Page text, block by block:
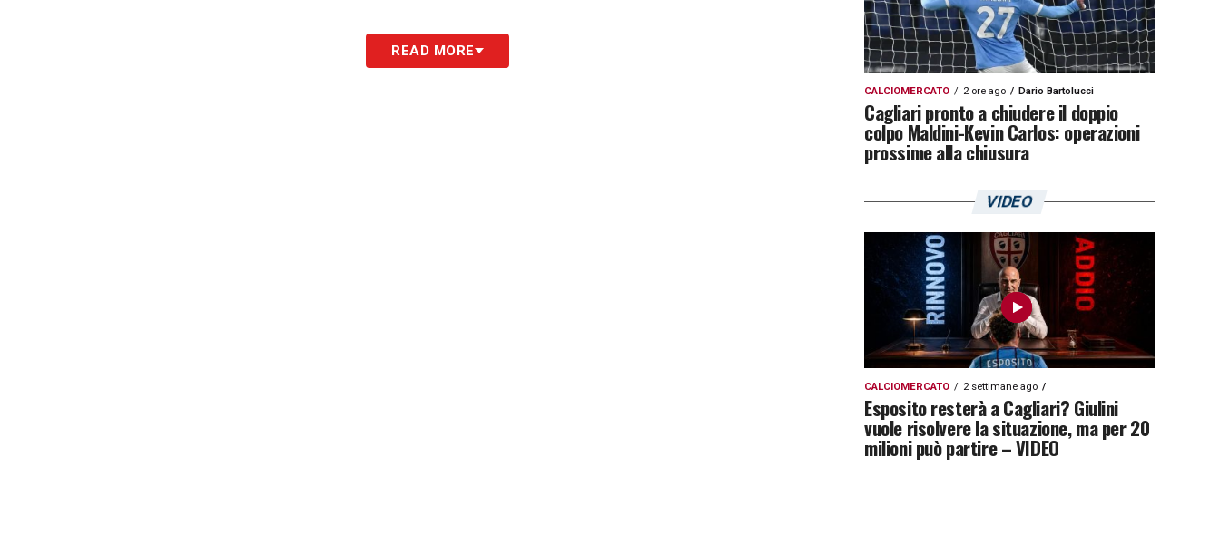
READ MORE
CALCIOMERCATO 2 ore ago Dario Bartolucci
Cagliari pronto a chiudere il doppio
colpo Maldini-Kevin Carlos: operazioni
prossime alla chiusura
VIDEO
CALCIOMERCATO 2 settimane ago
Esposito resterà a Cagliari? Giulini
vuole risolvere la situazione, ma per 20
milioni può partire – VIDEO